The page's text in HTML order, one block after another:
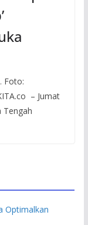
Foto:
– Jumat
Tengah
Optimalkan